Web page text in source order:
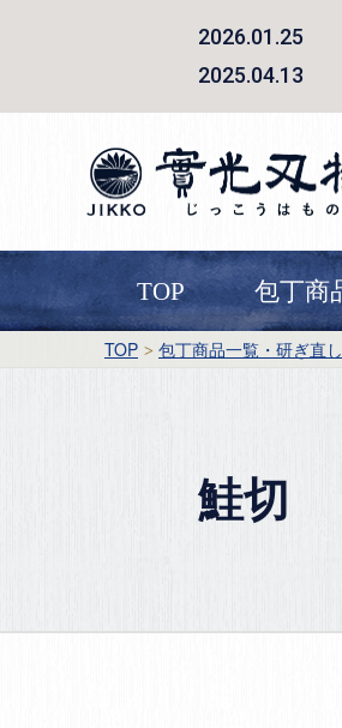
2026.01.25
2025.04.13
TOP 包丁商
TOP 包丁商品一覧・研ぎ直し
鮭切